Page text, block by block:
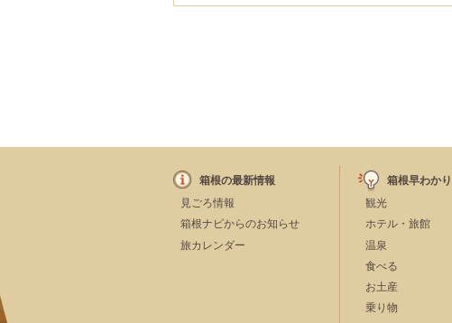
箱根の最新情報
見ごろ情報
箱根ナビからのお知らせ
旅カレンダー
箱根早わかり
観光
ホテル・旅館
温泉
食べる
お土産
乗り物